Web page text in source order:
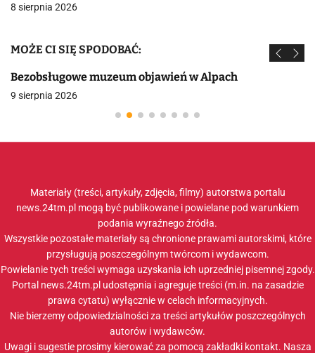
8 sierpnia 2026
MOŻE CI SIĘ SPODOBAĆ:
Bezobsługowe muzeum objawień w Alpach
9 sierpnia 2026
Materiały (treści, artykuły, zdjęcia, filmy) autorstwa portalu
news.24tm.pl mogą być publikowane i powielane pod warunkiem
podania wyraźnego źródła.
Wszystkie pozostałe materiały są chronione prawami autorskimi, które
przysługują poszczególnym twórcom i wydawcom.
Powielanie tych treści wymaga uzyskania ich uprzedniej pisemnej zgody.
Portal news.24tm.pl udostępnia i agreguje treści (m.in. na zasadzie
prawa cytatu) wyłącznie w celach informacyjnych.
Nie bierzemy odpowiedzialności za treści artykułów poszczególnych
autorów i wydawców.
Uwagi i sugestie prosimy kierować za pomocą zakładki kontakt. Nasza